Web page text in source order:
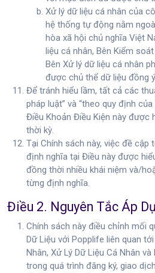
Xử lý dữ liệu cá nhân của
hệ thống tự động nằm
hòa xã hội chủ nghĩa Việt
liệu cá nhân, Bên Kiểm
Bên Xử lý dữ liệu cá nhân
được chủ thể dữ liệu đồng
Để tránh hiểu lầm, tất cả các
pháp luật” và “theo quy định
Điều Khoản Điều Kiện này được
thời kỳ.
Tại Chính sách này, việc đề
định nghĩa tại Điều này được
đồng thời nhiều khái niệm và/
từng định nghĩa.
Điều 2. Nguyên Tắc Áp
Chính sách này điều chỉnh mối
Dữ Liệu với Popplife liên quan
Nhân, Xử Lý Dữ Liệu Cá Nhân
trong quá trình đăng ký, giao